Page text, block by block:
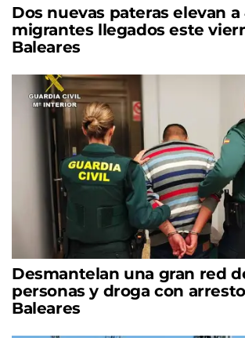
Dos nuevas pateras elevan a
migrantes llegados este
Baleares
Desmantelan una gran red
personas y droga con
Baleares